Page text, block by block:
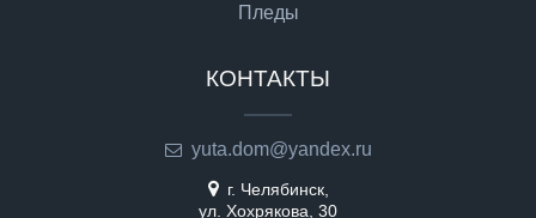
Пледы
КОНТАКТЫ
yuta.dom@yandex.ru
г. Челябинск,
ул. Хохрякова, 30